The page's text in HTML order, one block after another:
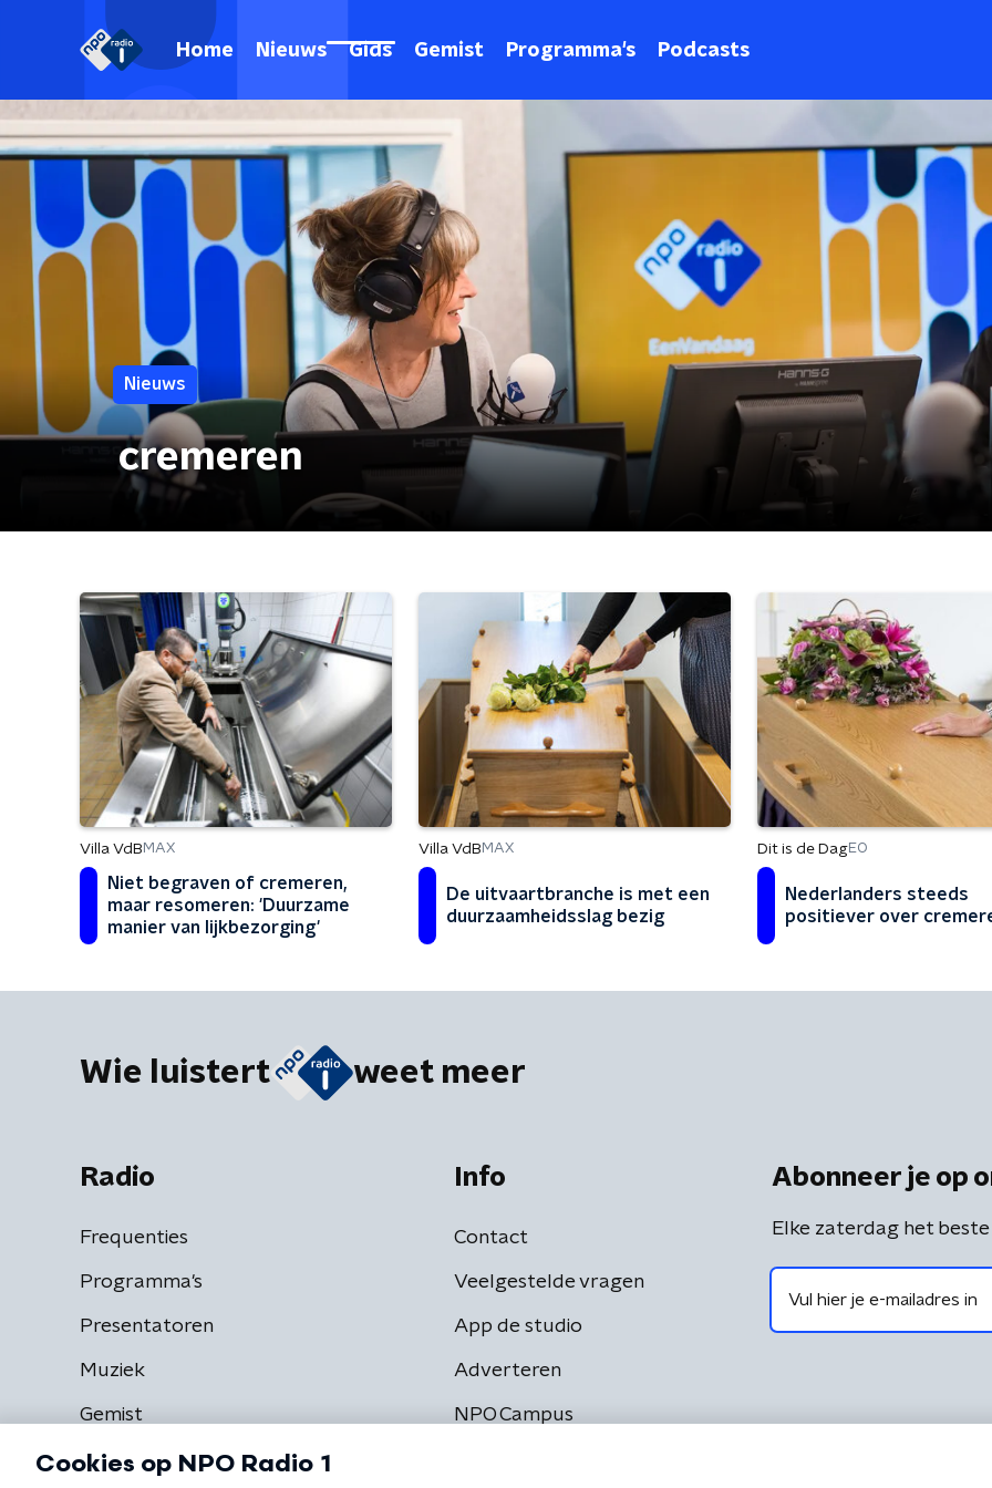
Home Nieuws Gids Gemist Programma's Podcasts
Nieuws
cremeren
Villa VdB MAX
Niet begraven of cremeren,
maar resomeren: 'Duurzame
manier van lijkbezorging'
Villa VdB MAX
De uitvaartbranche is met een
duurzaamheidsslag bezig
Dit is de DagEO
Nederlanders steeds
positiever over
Wie luistert weet meer
Radio
Frequenties
Programma's
Presentatoren
Muziek
Gemist
Info
Contact
Veelgestelde vragen
App de studio
Adverteren
NPO Campus
Abonneer je op
Elke zaterdag het beste